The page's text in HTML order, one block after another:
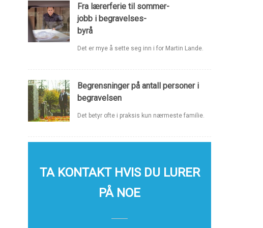
Fra lærerferie til sommer-
jobb i begravelses-
byrå
Det er mye å sette seg inn i for Martin Lande.
Begrensninger på antall personer i
begravelsen
Det betyr ofte i praksis kun nærmeste familie.
TA KONTAKT HVIS DU LURER
PÅ NOE